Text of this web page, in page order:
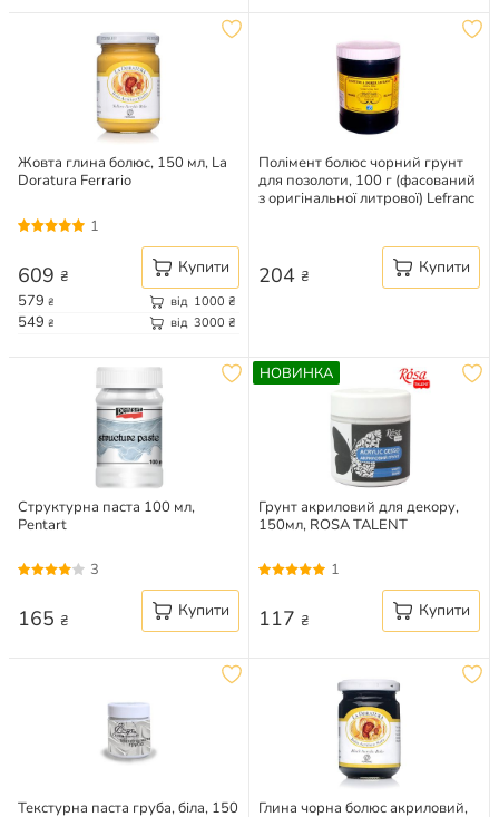
Жовта глина болюс, 150 мл, La
Doratura Ferrario
1
609 ₴ Купити
579 ₴ від 1000 ₴
549 ₴ від 3000 ₴
Полімент болюс чорний грунт
для позолоти, 100 г (фасований
з оригінальної литрової) Lefranc
204 ₴ Купити
Структурна паста 100 мл,
Pentart
3
165 ₴ Купити
НОВИНКА
Грунт акриловий для декору,
150мл, ROSA TALENT
1
117 ₴ Купити
Текстурна паста груба, біла, 150
Глина чорна болюс акриловий,